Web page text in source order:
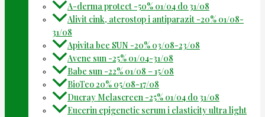
A-derma protect -50% 01/04 do 31/08
Alivit cink, aterostop i antiparazit -20% 01/08-
31/08
Apivita bee SUN -20% 03/08-23/08
Avene sun -25% 01/04-31/08
Babe sun -22% 01/08 – 15/08
BioTeo 20% 05/08-17/08
Ducray Melascreen -25% 01/04 do 31/08
Eucerin epigenetic serum i elasticity ultra light